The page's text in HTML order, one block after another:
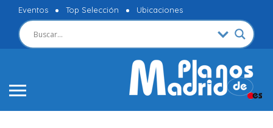
Eventos Top Selección Ubicaciones